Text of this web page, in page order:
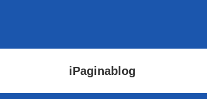
iPaginablog